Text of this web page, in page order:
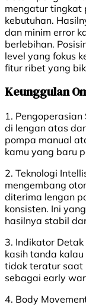
mengatur tingkat
kebutuhan.
dan minim error
berlebihan.
level yang fokus
fitur ribet yang
Keunggulan
1.
di lengan atas
pompa manual
kamu yang baru
2. Teknologi
mengembang
diterima lengan
konsisten. Ini
hasilnya stabil
3. Indikator
kasih tanda
tidak teratur saat
sebagai early
4. Body